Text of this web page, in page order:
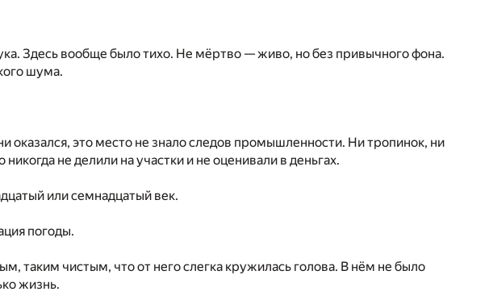
Здесь вообще было тихо. Не мёртво — живо, но без привычного фона.
шума.
оказался, это место не знало следов промышленности. Ни тропинок, ни
не делили на участки и не оценивали в деньгах.
или семнадцатый век.
погоды.
таким чистым, что от него слегка кружилась голова. В нём не было
жизнь.